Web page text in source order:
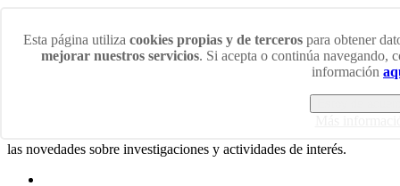
Esta página utiliza cookies propias y de terceros para obtener
mejorar nuestros servicios. Si acepta o continúa navegando,
información
¡Bienvenidos/as a la web de la Asociación de Historiadores
En esta web podrás acceder a las últimas noticias sobre los más
las novedades sobre investigaciones y actividades de interés.